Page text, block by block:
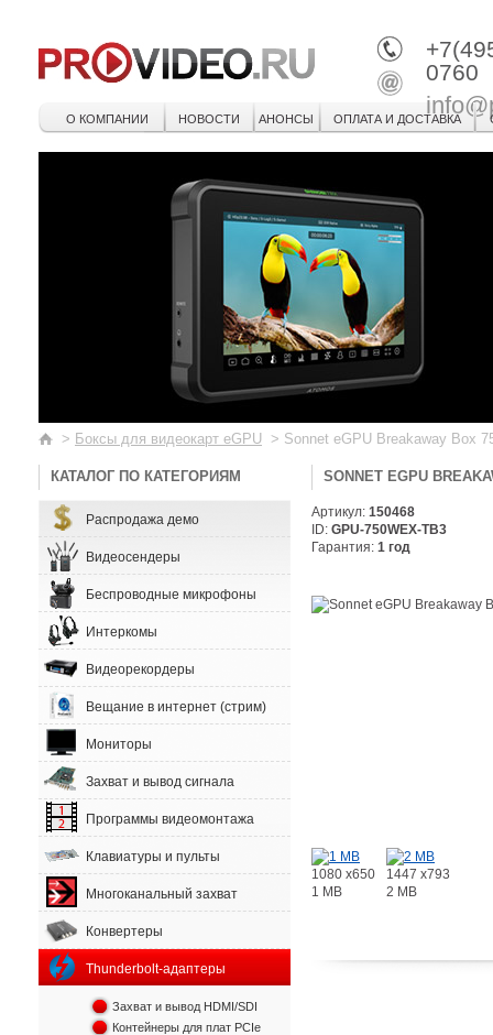
0760
О КОМПАНИИ НОВОСТИ АНОНСЫ ОПЛАТА И ДОСТАВКА
> Боксы для видеокарт eGPU > Sonnet eGPU Breakaway Box
КАТАЛОГ ПО КАТЕГОРИЯМ
Распродажа демо
Видеосендеры
Беспроводные микрофоны
Интеркомы
Видеорекордеры
Вещание в интернет (стрим)
Мониторы
Захват и вывод сигнала
Программы видеомонтажа
Клавиатуры и пульты
Многоканальный захват
Конвертеры
Thunderbolt-адаптеры
Захват и вывод HDMI/SDI
Контейнеры для плат PCIe
SONNET EGPU
Артикул: 150468
ID: GPU-750WEX-TB3
Гарантия: 1 год
1080 x650
1 MB
1447 x793
2 MB